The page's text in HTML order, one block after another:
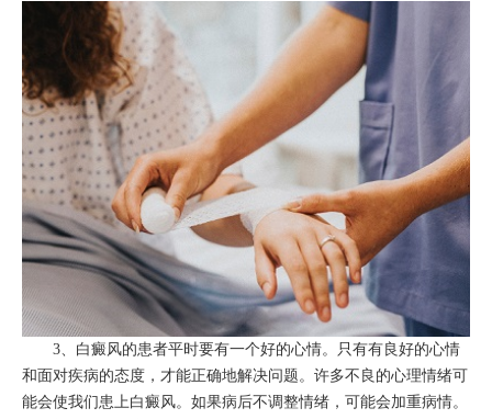
3、白癜风的患者平时要有一个好的心情。只有有良好的心情
和面对疾病的态度，才能正确地解决问题。许多不良的心理情绪可
能会使我们患上白癜风。如果病后不调整情绪，可能会加重病情。